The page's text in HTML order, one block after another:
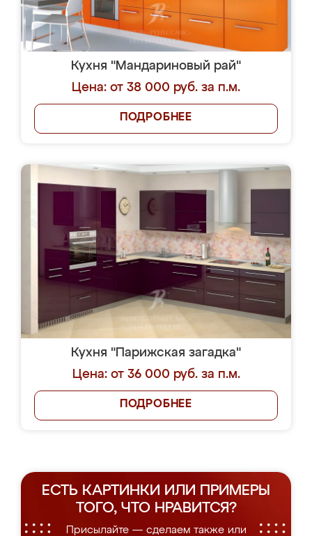
Кухня "Мандариновый рай"
Цена: от 38 000 руб. за п.м.
ПОДРОБНЕЕ
Кухня "Парижская загадка"
Цена: от 36 000 руб. за п.м.
ПОДРОБНЕЕ
ЕСТЬ КАРТИНКИ ИЛИ ПРИМЕРЫ
ТОГО, ЧТО НРАВИТСЯ?
Присылайте — сделаем также или